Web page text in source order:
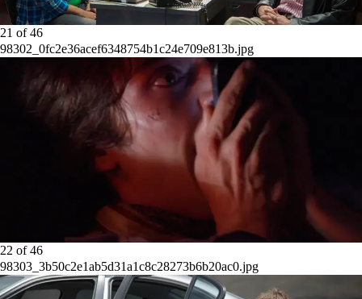
21 of46
98302_0fc2e36acef6348754b1c24e709e813b.jpg
22 of46
98303_3b50c2e1ab5d31a1c8c28273b6b20ac0.jpg